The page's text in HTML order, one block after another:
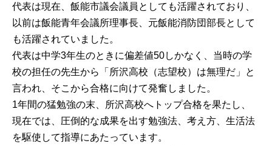
代表は現在、飯能市議会議員としても活躍されており、
以前は飯能青年会議所理事長、元飯能消防団部長として
も活躍されていました。
代表は中学3年生のときに偏差値50しかなく、当時の学
校の担任の先生から「所沢高校（志望校）は無理だ」と
言われ、そこから合格に向けて発奮しました。
1年間の猛勉強の末、所沢高校へトップ合格を果たし、
現在では、圧倒的な成果を出す勉強法、考え方、生活法
を駆使して指導にあたっています。